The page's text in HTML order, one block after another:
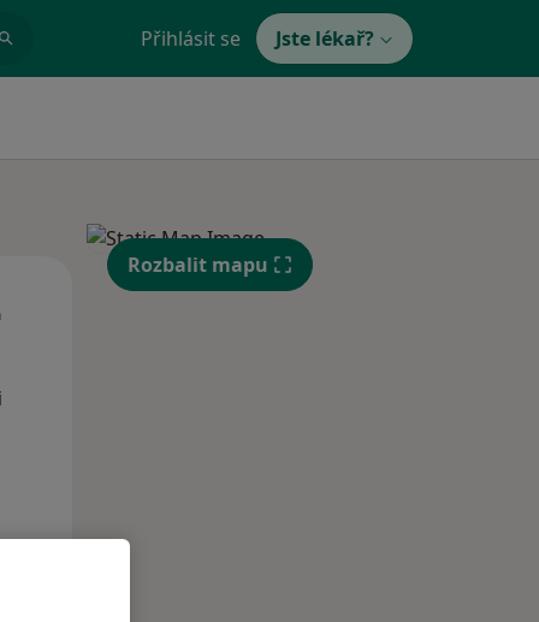
Přihlásit se Jste lékař?
St Čt
Rozbalit mapu